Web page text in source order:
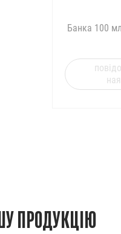
Банка 100
ПРОДУКЦІЮ